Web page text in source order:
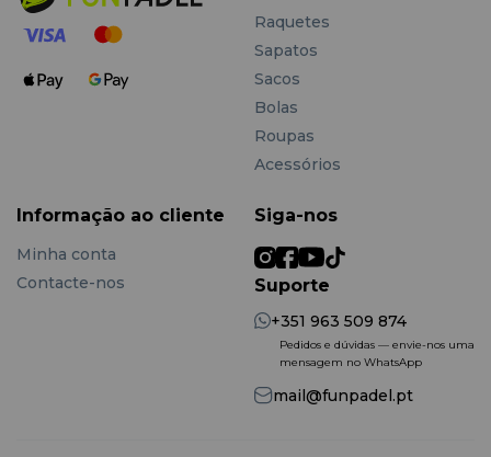
Raquetes
Sapatos
Sacos
Bolas
Roupas
Acessórios
Informação ao cliente
Minha conta
Contacte-nos
Siga-nos
Suporte
+351 963 509 874
Pedidos e dúvidas — envie-nos uma
mensagem no WhatsApp
mail@funpadel.pt